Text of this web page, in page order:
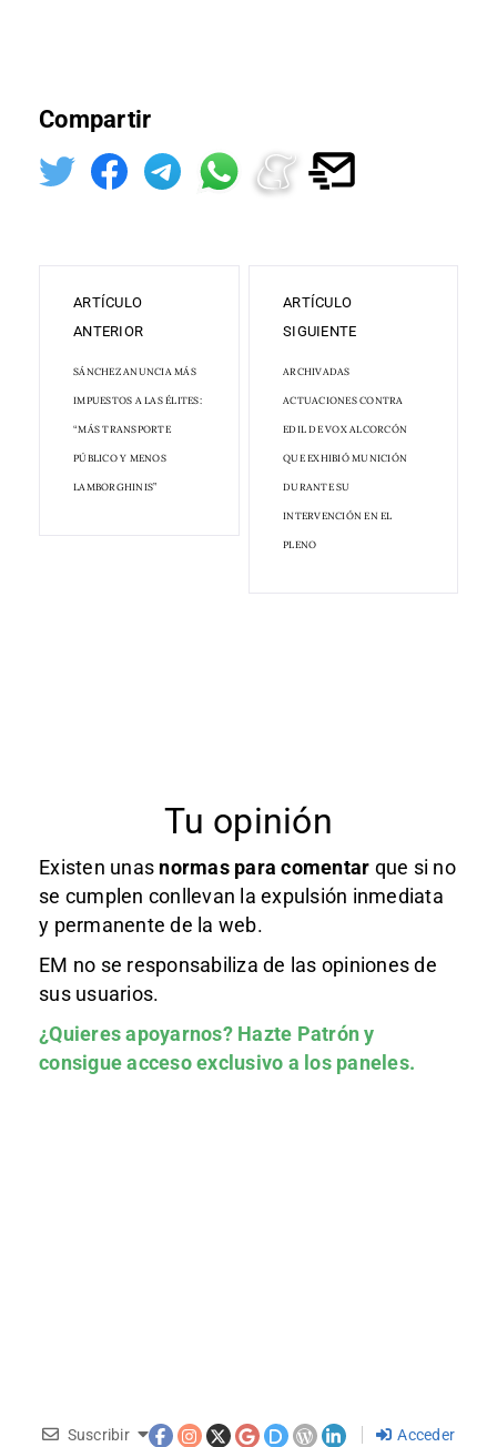
Compartir
ARTÍCULO
ANTERIOR
SÁNCHEZ ANUNCIA MÁS
IMPUESTOS A LAS ÉLITES:
“MÁS TRANSPORTE
PÚBLICO Y MENOS
LAMBORGHINIS”
ARTÍCULO
SIGUIENTE
ARCHIVADAS
ACTUACIONES CONTRA
EDIL DE VOX ALCORCÓN
QUE EXHIBIÓ MUNICIÓN
DURANTE SU
INTERVENCIÓN EN EL
PLENO
Tu opinión
Existen unas normas para comentar que si no
se cumplen conllevan la expulsión inmediata
y permanente de la web.
EM no se responsabiliza de las opiniones de
sus usuarios.
¿Quieres apoyarnos? Hazte Patróny
consigue acceso exclusivo a los paneles.
Suscribir Acceder